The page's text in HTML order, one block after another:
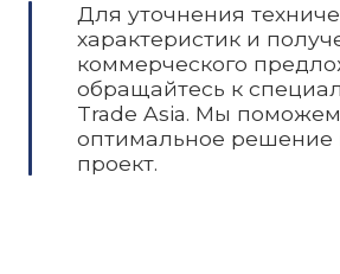
Для уточнения
характеристик и
коммерческого
обращайтесь к
Trade Asia. Мы
оптимальное решение
проект.